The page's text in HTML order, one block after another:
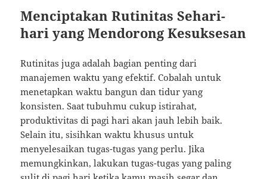
Menciptakan Rutinitas Sehari-
hari yang Mendorong Kesuksesan
Rutinitas juga adalah bagian penting dari
manajemen waktu yang efektif. Cobalah untuk
menetapkan waktu bangun dan tidur yang
konsisten. Saat tubuhmu cukup istirahat,
produktivitas di pagi hari akan jauh lebih baik.
Selain itu, sisihkan waktu khusus untuk
menyelesaikan tugas-tugas yang perlu. Jika
memungkinkan, lakukan tugas-tugas yang paling